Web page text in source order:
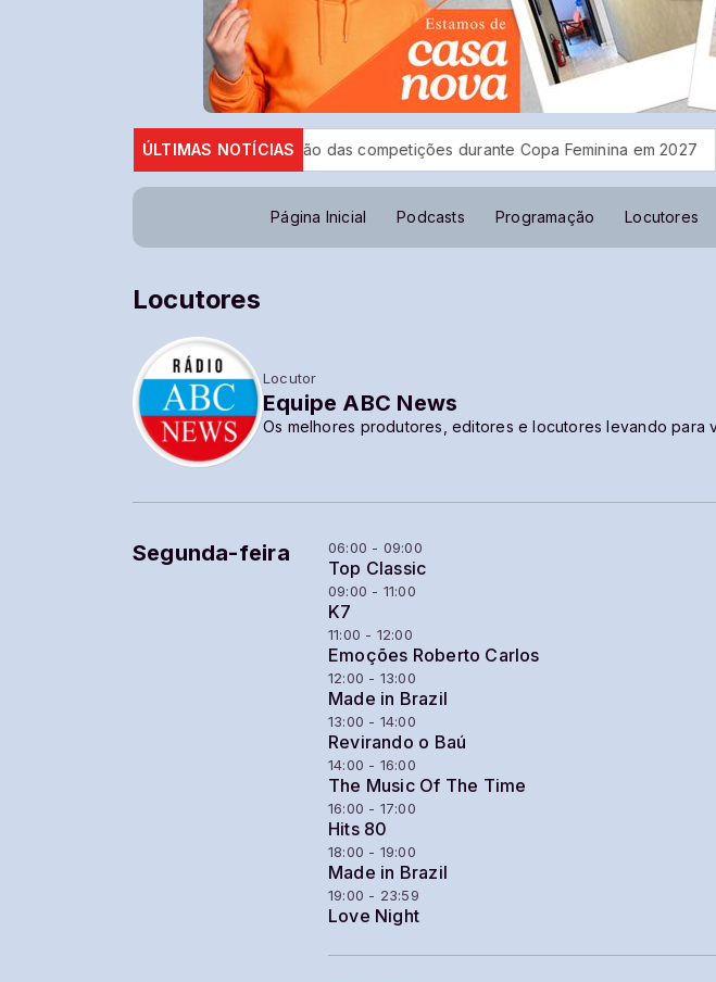
ÚLTIMAS NOTÍCIAS
CBF reforça paralisação das competições durante Copa Feminina em 2027 TSE
Página Inicial Podcasts Programação Locutores
Locutores
Locutor
Equipe ABC News
Os melhores produtores, editores e locutores levando para
Segunda-feira 06:00 - 09:00
Top Classic
09:00 - 11:00
K7
11:00 - 12:00
Emoções Roberto Carlos
12:00 - 13:00
Made in Brazil
13:00 - 14:00
Revirando o Baú
14:00 - 16:00
The Music Of The Time
16:00 - 17:00
Hits 80
18:00 - 19:00
Made in Brazil
19:00 - 23:59
Love Night